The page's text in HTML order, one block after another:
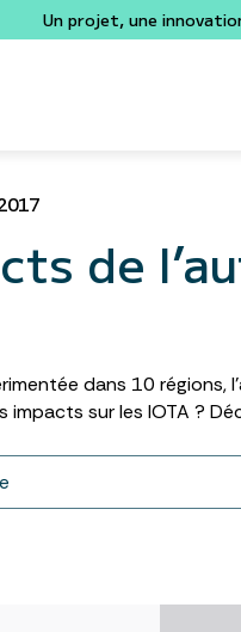
Un projet, une
de
dans 10 régions,
impacts sur les IOTA ?